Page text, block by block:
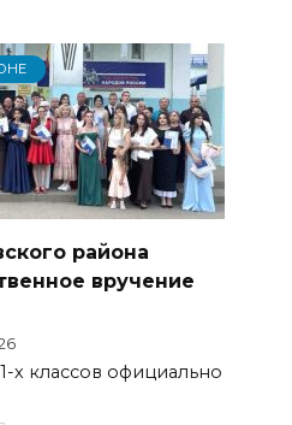
района
вручение
х классов официально